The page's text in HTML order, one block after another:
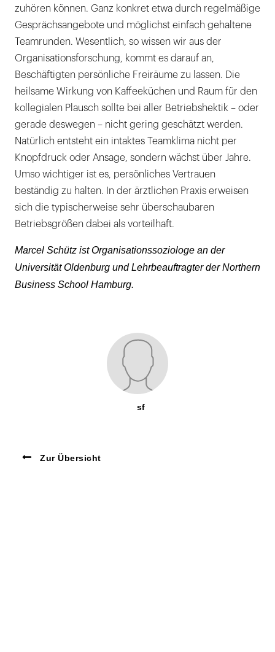
zuhören können. Ganz konkret etwa durch regelmäßige
Gesprächsangebote und möglichst einfach gehaltene
Teamrunden. Wesentlich, so wissen wir aus der
Organisationsforschung, kommt es darauf an,
Beschäftigten persönliche Freiräume zu lassen. Die
heilsame Wirkung von Kaffeeküchen und Raum für den
kollegialen Plausch sollte bei aller Betriebshektik – oder
gerade deswegen – nicht gering geschätzt werden.
Natürlich entsteht ein intaktes Teamklima nicht per
Knopfdruck oder Ansage, sondern wächst über Jahre.
Umso wichtiger ist es, persönliches Vertrauen
beständig zu halten. In der ärztlichen Praxis erweisen
sich die typischerweise sehr überschaubaren
Betriebsgrößen dabei als vorteilhaft.
Marcel Schütz ist Organisationssoziologe an der
Universität Oldenburg und Lehrbeauftragter der Northern
Business School Hamburg.
sf
Zur Übersicht